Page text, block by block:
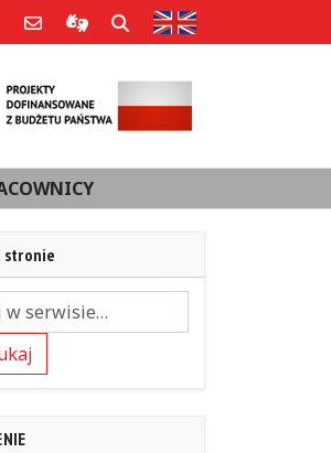
Poczta e-mailInformacje dla użytkowników
Szukaj Strona w języku
stronie